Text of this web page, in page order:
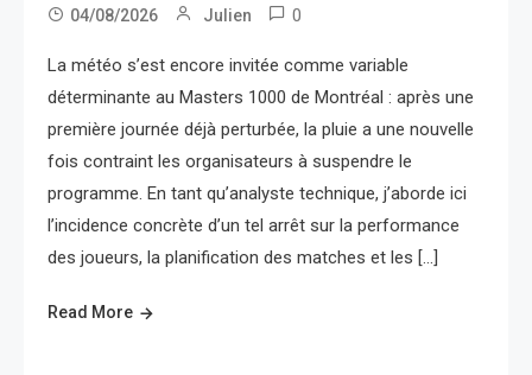
04/08/2026 Julien 0
La météo s’est encore invitée comme variable
déterminante au Masters 1000 de Montréal : après une
première journée déjà perturbée, la pluie a une nouvelle
fois contraint les organisateurs à suspendre le
programme. En tant qu’analyste technique, j’aborde ici
l’incidence concrète d’un tel arrêt sur la performance
des joueurs, la planification des matches et les […]
Read More